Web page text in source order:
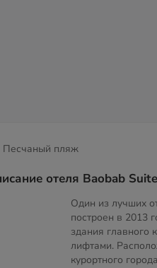
Песчаный пляж
отеля Baobab
Один из лучших
построен в 2013
здания главного
лифтами.
курортного